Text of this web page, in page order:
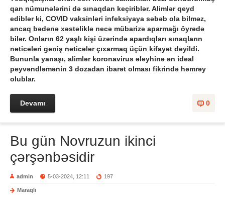
qan nümunələrini də sınaqdan keçiriblər. Alimlər qeyd
ediblər ki, COVID vaksinləri infeksiyaya səbəb ola bilməz,
ancaq bədənə xəstəliklə necə mübarizə aparmağı öyrədə
bilər. Onların 62 yaşlı kişi üzərində apardıqları sınaqların
nəticələri geniş nəticələr çıxarmaq üçün kifayət deyildi.
Bununla yanaşı, alimlər koronavirus əleyhinə ən ideal
peyvəndləmənin 3 dozadan ibarət olması fikrində həmrəy
olublar.
0
Devamı
Bu gün Novruzun ikinci
çərşənbəsidir
admin 5-03-2024, 12:11 197
Maraqlı